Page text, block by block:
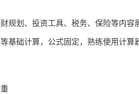
规划、投资工具、税务、保险等内
基础计算，公式固定，熟练使用计